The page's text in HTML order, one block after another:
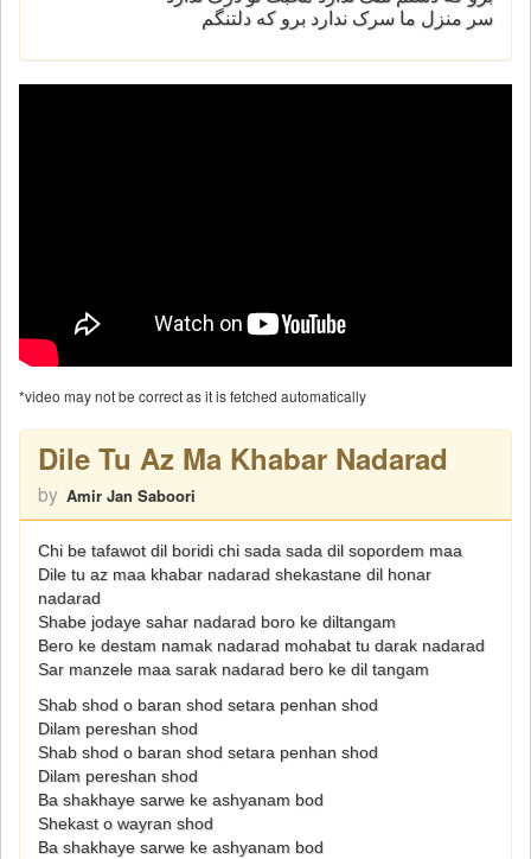
سر منزل ما سرک ندارد برو که دلتنگم
*video may not be correct as it is fetched automatically
Dile Tu Az Ma Khabar Nadarad
by Amir Jan Saboori
Chi be tafawot dil boridi chi sada sada dil sopordem maa
Dile tu az maa khabar nadarad shekastane dil honar
nadarad
Shabe jodaye sahar nadarad boro ke diltangam
Bero ke destam namak nadarad mohabat tu darak nadarad
Sar manzele maa sarak nadarad bero ke dil tangam
Shab shod o baran shod setara penhan shod
Dilam pereshan shod
Shab shod o baran shod setara penhan shod
Dilam pereshan shod
Ba shakhaye sarwe ke ashyanam bod
Shekast o wayran shod
Ba shakhaye sarwe ke ashyanam bod